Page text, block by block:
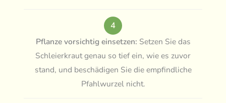
4
Pflanze vorsichtig einsetzen: Setzen Sie das
Schleierkraut genau so tief ein, wie es zuvor
stand, und beschädigen Sie die empfindliche
Pfahlwurzel nicht.